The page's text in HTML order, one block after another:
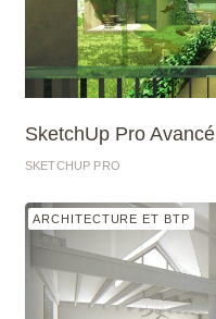
SketchUp Pro Avancé
SKETCHUP PRO
ARCHITECTURE ET BTP